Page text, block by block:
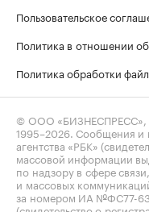
Пользовательское
Политика в отношении
Политика обработки
© ООО «БИЗНЕСПРЕСС»,
1995–2026 . Сообщения
агентства «РБК»
массовой информации
по надзору в сфере
и массовых
за номером ИА №ФС77-